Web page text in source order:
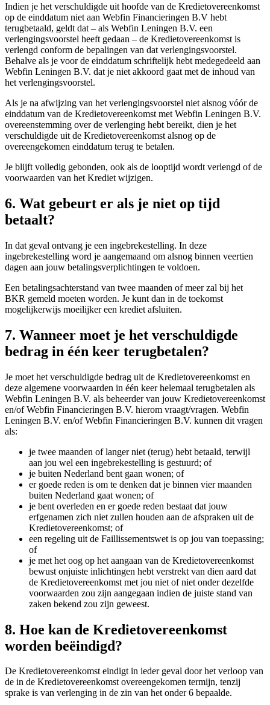
Indien je het verschuldigde uit hoofde van de Kredietovereenkomst
op de einddatum niet aan Webfin Financieringen B.V hebt
terugbetaald, geldt dat – als Webfin Leningen B.V. een
verlengingsvoorstel heeft gedaan – de Kredietovereenkomst is
verlengd conform de bepalingen van dat verlengingsvoorstel.
Behalve als je voor de einddatum schriftelijk hebt medegedeeld aan
Webfin Leningen B.V. dat je niet akkoord gaat met de inhoud van
het verlengingsvoorstel.
Als je na afwijzing van het verlengingsvoorstel niet alsnog vóór de
einddatum van de Kredietovereenkomst met Webfin Leningen B.V.
overeenstemming over de verlenging hebt bereikt, dien je het
verschuldigde uit de Kredietovereenkomst alsnog op de
overeengekomen einddatum terug te betalen.
Je blijft volledig gebonden, ook als de looptijd wordt verlengd of de
voorwaarden van het Krediet wijzigen.
6. Wat gebeurt er als je niet op tijd
betaalt?
In dat geval ontvang je een ingebrekestelling. In deze
ingebrekestelling word je aangemaand om alsnog binnen veertien
dagen aan jouw betalingsverplichtingen te voldoen.
Een betalingsachterstand van twee maanden of meer zal bij het
BKR gemeld moeten worden. Je kunt dan in de toekomst
mogelijkerwijs moeilijker een krediet afsluiten.
7. Wanneer moet je het verschuldigde
bedrag in één keer terugbetalen?
Je moet het verschuldigde bedrag uit de Kredietovereenkomst en
deze algemene voorwaarden in één keer helemaal terugbetalen als
Webfin Leningen B.V. als beheerder van jouw Kredietovereenkomst
en/of Webfin Financieringen B.V. hierom vraagt/vragen. Webfin
Leningen B.V. en/of Webfin Financieringen B.V. kunnen dit vragen
als:
je twee maanden of langer niet (terug) hebt betaald, terwijl
aan jou wel een ingebrekestelling is gestuurd; of
je buiten Nederland bent gaan wonen; of
er goede reden is om te denken dat je binnen vier maanden
buiten Nederland gaat wonen; of
je bent overleden en er goede reden bestaat dat jouw
erfgenamen zich niet zullen houden aan de afspraken uit de
Kredietovereenkomst; of
een regeling uit de Faillissementswet is op jou van toepassing;
of
je met het oog op het aangaan van de Kredietovereenkomst
bewust onjuiste inlichtingen hebt verstrekt van dien aard dat
de Kredietovereenkomst met jou niet of niet onder dezelfde
voorwaarden zou zijn aangegaan indien de juiste stand van
zaken bekend zou zijn geweest.
8. Hoe kan de Kredietovereenkomst
worden beëindigd?
De Kredietovereenkomst eindigt in ieder geval door het verloop van
de in de Kredietovereenkomst overeengekomen termijn, tenzij
sprake is van verlenging in de zin van het onder 6 bepaalde.